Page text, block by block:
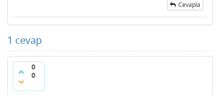
Cevapla
1 cevap
0
0